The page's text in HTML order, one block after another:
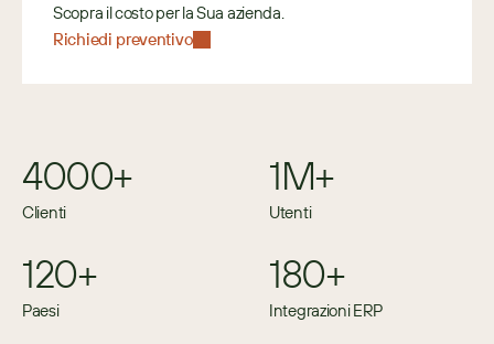
Scopra il costo per la Sua azienda.
Richiedi preventivo
4000+
Clienti
1M+
Utenti
120+
Paesi
180+
Integrazioni ERP